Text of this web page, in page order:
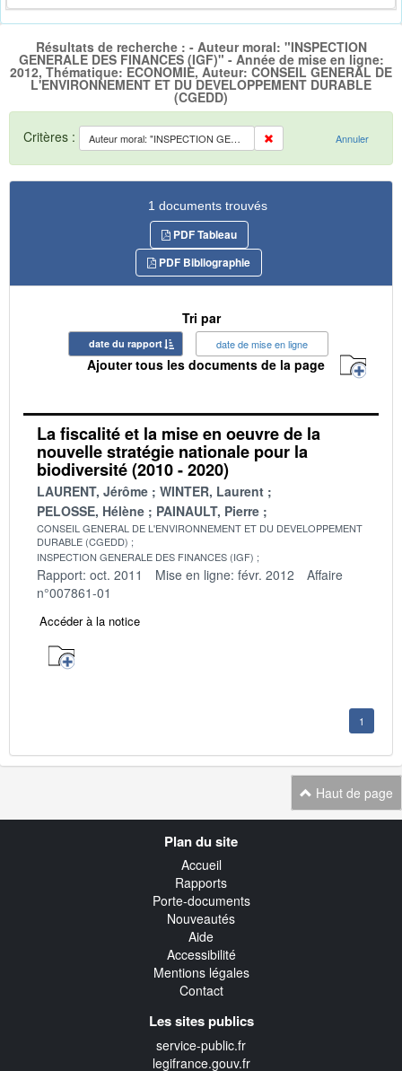
Résultats de recherche : - Auteur moral: "INSPECTION
GENERALE DES FINANCES (IGF)" - Année de mise en ligne:
2012, Thématique: ECONOMIE, Auteur: CONSEIL GENERAL DE
L'ENVIRONNEMENT ET DU DEVELOPPEMENT DURABLE
(CGEDD)
Critères : Auteur moral: "INSPECTION GENERALE DES FINANCES (IGF)" Annuler
1 documents trouvés
PDF Tableau
PDF Bibliographie
Tri par
date du rapport date de mise en ligne
Ajouter tous les documents de la page
La fiscalité et la mise en oeuvre de la
nouvelle stratégie nationale pour la
biodiversité (2010 - 2020)
LAURENT, Jérôme
WINTER, Laurent
PELOSSE, Hélène
PAINAULT, Pierre
CONSEIL GENERAL DE L'ENVIRONNEMENT ET DU DEVELOPPEMENT
DURABLE (CGEDD)
INSPECTION GENERALE DES FINANCES (IGF)
Rapport: oct. 2011 Mise en ligne: févr. 2012
Affaire
n°007861-01
Accéder à la notice
1
Haut de page
Plan du site
Accueil
Rapports
Porte-documents
Nouveautés
Aide
Accessibilité
Mentions légales
Contact
Les sites publics
service-public.fr
legifrance.gouv.fr